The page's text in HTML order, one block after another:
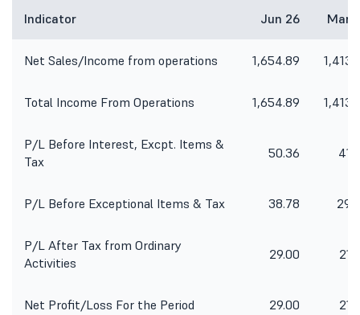
Indicator Jun 26 Mar
Net Sales/Income from operations 1,654.89
Total Income From Operations 1,654.89
P/L Before Interest, Excpt. Items &
Tax
50.36
P/L Before Exceptional Items & Tax 38.78
P/L After Tax from Ordinary
Activities
29.00
Net Profit/Loss For the Period 29.00